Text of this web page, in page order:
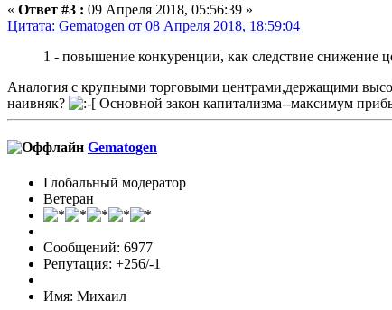
« Ответ #3 : 09 Апреля 2018, 05:56:39 »
Цитата: Gematogen от 08 Апреля 2018, 18:59:04
1 - повышение конкуренции, как следствие снижение
Аналогия с крупными торговыми центрами,держащими
наивняк?
Основной закон капитализма--максимум
Gematogen
Глобальный модератор
Ветеран
Сообщений: 6977
Репутация: +256/-1
Имя: Михаил